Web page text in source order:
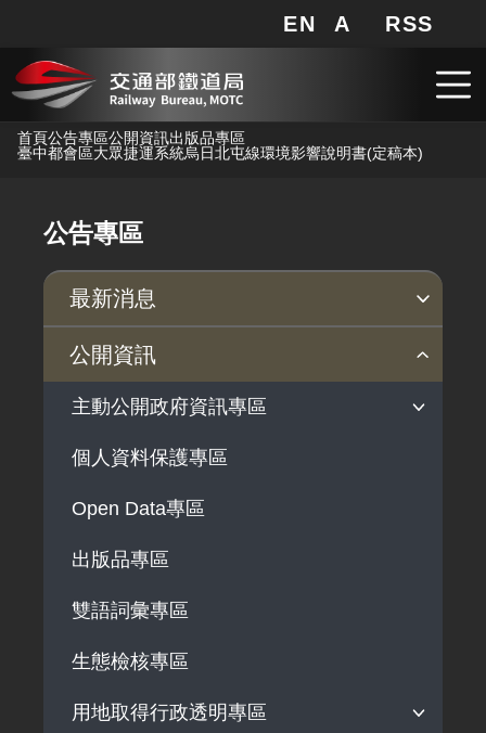
跳到主要內容
網站地圖
EN A 局長信箱
RSS
首頁公告專區公開資訊出版品專區
臺中都會區大眾捷運系統烏日北屯線環境影響說明書(定稿本)
公告專區
最新消息
新聞稿
公聽會
公告事項
公開資訊
主動公開政府資訊專區
法律及法規命令
解釋性規定及裁量基準
行政指導有關文書
施政計畫、業務統計及研究報告
預算與決算書
個人資料保護專區
Open Data專區
出版品專區
雙語詞彙專區
生態檢核專區
用地取得行政透明專區